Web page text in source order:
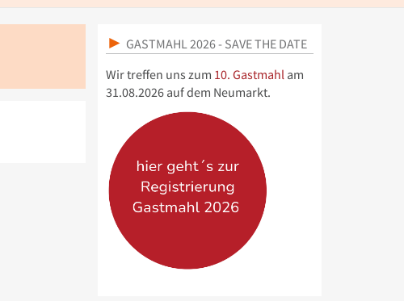
GASTMAHL 2026 - SAVE THE DATE
Wir treffen uns zum 10. Gastmahlam
31.08.2026 auf dem Neumarkt.